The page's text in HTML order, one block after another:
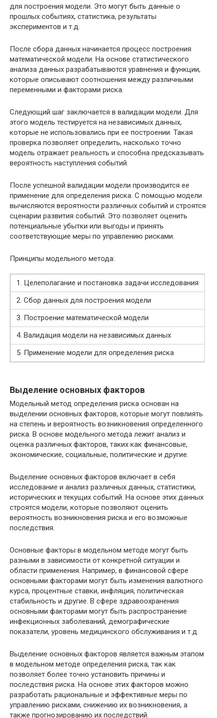
для построения модели. Это могут быть данные о
прошлых событиях, статистика, результаты
экспериментов и т.д.
После сбора данных начинается процесс построения
математической модели. На основе статистического
анализа данных разрабатываются уравнения и функции,
которые описывают соотношения между различными
переменными и факторами риска.
Следующий шаг заключается в валидации модели. Для
этого модель тестируется на независимых данных,
которые не использовались при ее построении. Такая
проверка позволяет определить, насколько точно
модель отражает реальность и способна предсказывать
вероятность наступления событий.
После успешной валидации модели производится ее
применение для определения риска. С помощью модели
вычисляются вероятности различных событий и строятся
сценарии развития событий. Это позволяет оценить
потенциальные убытки или выгоды и принять
соответствующие меры по управлению рисками.
Принципы модельного метода:
1. Целеполагание и постановка задачи исследования
2. Сбор данных для построения модели
3. Построение математической модели
4. Валидация модели на независимых данных
5. Применение модели для определения риска
Выделение основных факторов
Модельный метод определения риска основан на
выделении основных факторов, которые могут повлиять
на степень и вероятность возникновения определенного
риска. В основе модельного метода лежит анализ и
оценка различных факторов, таких как финансовые,
экономические, социальные, политические и другие.
Выделение основных факторов включает в себя
исследование и анализ различных данных, статистики,
исторических и текущих событий. На основе этих данных
строятся модели, которые позволяют оценить
вероятность возникновения риска и его возможные
последствия.
Основные факторы в модельном методе могут быть
разными в зависимости от конкретной ситуации и
области применения. Например, в финансовой сфере
основными факторами могут быть изменения валютного
курса, процентные ставки, инфляция, политическая
стабильность и другие. В сфере здравоохранения
основными факторами могут быть распространение
инфекционных заболеваний, демографические
показатели, уровень медицинского обслуживания и т.д.
Выделение основных факторов является важным этапом
в модельном методе определения риска, так как
позволяет более точно установить причины и
последствия риска. На основе этих факторов можно
разработать рациональные и эффективные меры по
управлению рисками, снижению их возникновения, а
также прогнозированию их последствий.